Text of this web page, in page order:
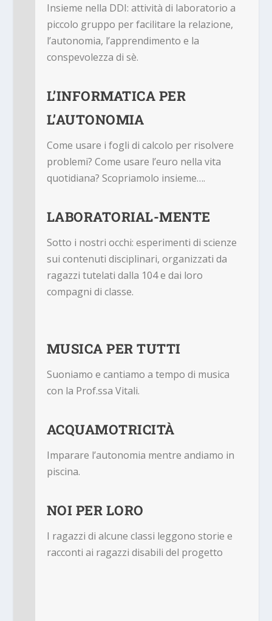
Insieme nella DDI: attività di laboratorio a
piccolo gruppo per facilitare la relazione,
l’autonomia, l’apprendimento e la
conspevolezza di sè.
L’INFORMATICA PER
L’AUTONOMIA
Come usare i fogli di calcolo per risolvere
problemi? Come usare l’euro nella vita
quotidiana? Scopriamolo insieme….
LABORATORIAL-MENTE
Sotto i nostri occhi: esperimenti di scienze
sui contenuti disciplinari, organizzati da
ragazzi tutelati dalla 104 e dai loro
compagni di classe.
MUSICA PER TUTTI
Suoniamo e cantiamo a tempo di musica
con la Prof.ssa Vitali.
ACQUAMOTRICITÀ
Imparare l’autonomia mentre andiamo in
piscina.
NOI PER LORO
I ragazzi di alcune classi leggono storie e
racconti ai ragazzi disabili del progetto